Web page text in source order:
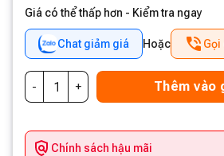
Giá có thể thấp hơn - Kiểm tra ngay
Chat giảm giá Hoặc Gọi
Thêm vào
Chính sách hậu mãi